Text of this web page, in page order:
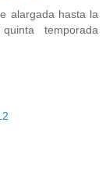
alargada hasta la
temporada